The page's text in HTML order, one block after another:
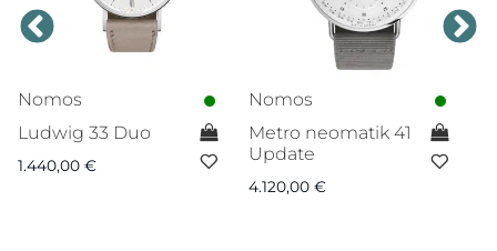
Nomos
Ludwig 33 Duo
1.440,00 €
Nomos
Metro neomatik 41
Update
4.120,00 €